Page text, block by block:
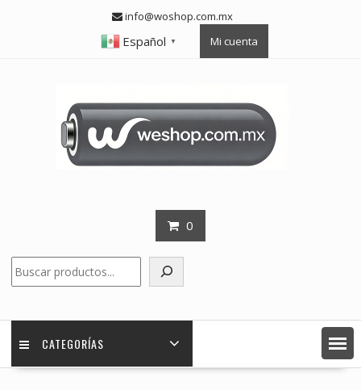
info@woshop.com.mx
Español ▼ Mi cuenta
0
CATEGORÍAS